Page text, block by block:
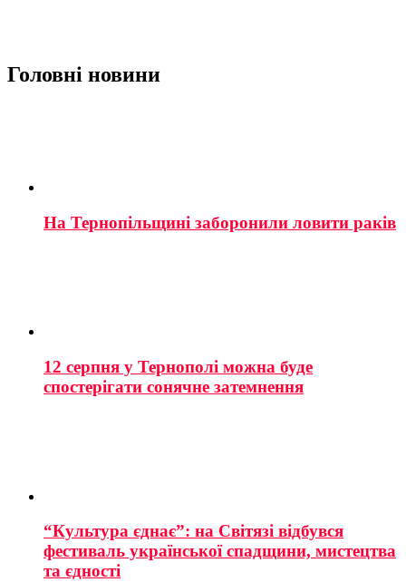
Головні новини
На Тернопільщині заборонили ловити раків
12 серпня у Тернополі можна буде
спостерігати сонячне затемнення
“Культура єднає”: на Світязі відбувся
фестиваль української спадщини, мистецтва
та єдності